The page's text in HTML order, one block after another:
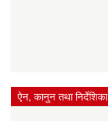
ऐन, कानुन तथा निर्देशिका